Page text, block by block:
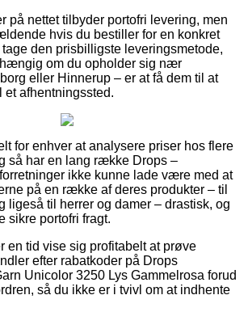
på nettet tilbyder portofri levering, men
hvis du bestiller for en konkret
den prisbilligste leveringsmetode,
om du opholder sig nær
eller Hinnerup – er at få dem til at
et afhentningssted.
for enhver at analysere priser hos flere
så har en lang række Drops –
ikke kunne lade være med at
på en række af deres produkter – til
ligeså til herrer og damer – drastisk, og
sikre portofri fragt.
en tid vise sig profitabelt at prøve
efter rabatkoder på Drops
Unicolor 3250 Lys Gammelrosa forud
så du ikke er i tvivl om at indhente